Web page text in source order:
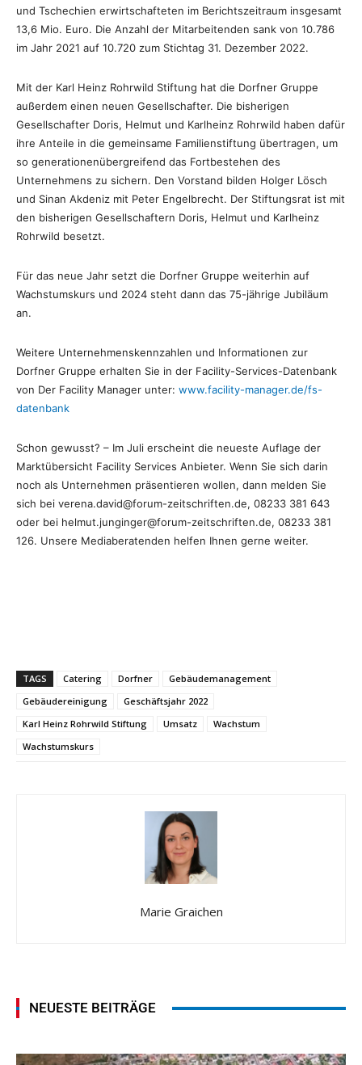
und Tschechien erwirtschafteten im Berichtszeitraum insgesamt
13,6 Mio. Euro. Die Anzahl der Mitarbeitenden sank von 10.786
im Jahr 2021 auf 10.720 zum Stichtag 31. Dezember 2022.
Mit der Karl Heinz Rohrwild Stiftung hat die Dorfner Gruppe
außerdem einen neuen Gesellschafter. Die bisherigen
Gesellschafter Doris, Helmut und Karlheinz Rohrwild haben dafür
ihre Anteile in die gemeinsame Familienstiftung übertragen, um
so generationenübergreifend das Fortbestehen des
Unternehmens zu sichern. Den Vorstand bilden Holger Lösch
und Sinan Akdeniz mit Peter Engelbrecht. Der Stiftungsrat ist mit
den bisherigen Gesellschaftern Doris, Helmut und Karlheinz
Rohrwild besetzt.
Für das neue Jahr setzt die Dorfner Gruppe weiterhin auf
Wachstumskurs und 2024 steht dann das 75-jährige Jubiläum
an.
Weitere Unternehmenskennzahlen und Informationen zur
Dorfner Gruppe erhalten Sie in der Facility-Services-Datenbank
von Der Facility Manager unter: www.facility-manager.de/fs-
datenbank
Schon gewusst? – Im Juli erscheint die neueste Auflage der
Marktübersicht Facility Services Anbieter. Wenn Sie sich darin
noch als Unternehmen präsentieren wollen, dann melden Sie
sich bei verena.david@forum-zeitschriften.de, 08233 381 643
oder bei helmut.junginger@forum-zeitschriften.de, 08233 381
126. Unsere Mediaberatenden helfen Ihnen gerne weiter.
TAGS Catering Dorfner
Gebäudemanagement
Gebäudereinigung
Geschäftsjahr 2022
Karl Heinz Rohrwild Stiftung
Umsatz
Wachstum
Wachstumskurs
Marie Graichen
NEUESTE BEITRÄGE